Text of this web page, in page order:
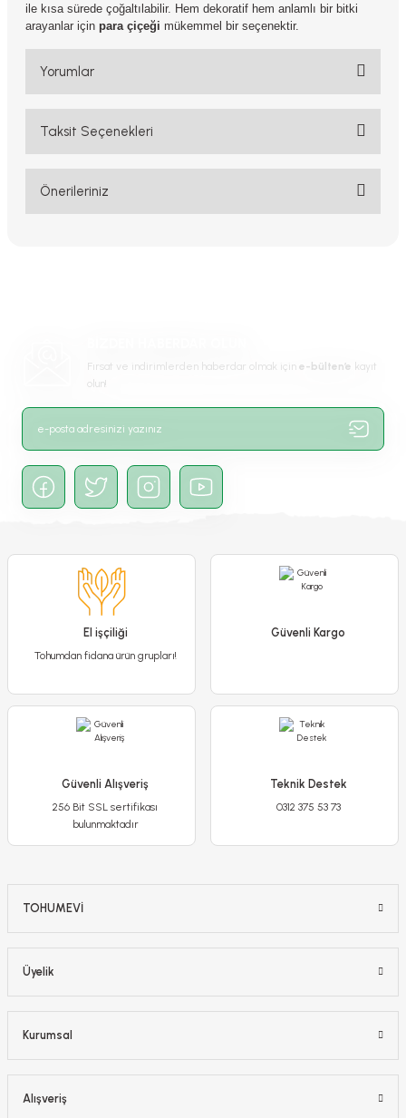
ile kısa sürede çoğaltılabilir. Hem dekoratif hem anlamlı bir bitki
arayanlar için para çiçeği mükemmel bir seçenektir.
Yorumlar
Bu ürüne ilk yorumu siz yapın!
Taksit Seçenekleri
Önerileriniz
Ürün bilgilerinde hatalar bulunuyor.
Bu ürüne benzer farklı alternatifler olmalı.
Fırsat ve indirimlerden haberdar olmak için e-bülten’e kayıt
olun!
El işçiliği
Tohumdan fidana ürün grupları!
Güvenli Kargo
Güvenli Alışveriş
256 Bit SSL sertifikası
bulunmaktadır
Teknik Destek
0312 375 53 73
TOHUMEVİ
Üyelik
Kurumsal
Alışveriş